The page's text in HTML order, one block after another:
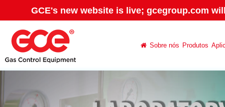
GCE's new website is live; gcegroup.com
Sobre nós Produtos